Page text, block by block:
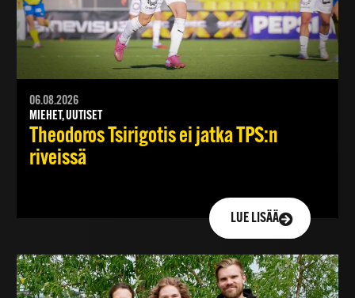
06.08.2026
MIEHET, UUTISET
Theodoros Tsirigotis ei jatka TPS:n
riveissä
LUE LISÄÄ